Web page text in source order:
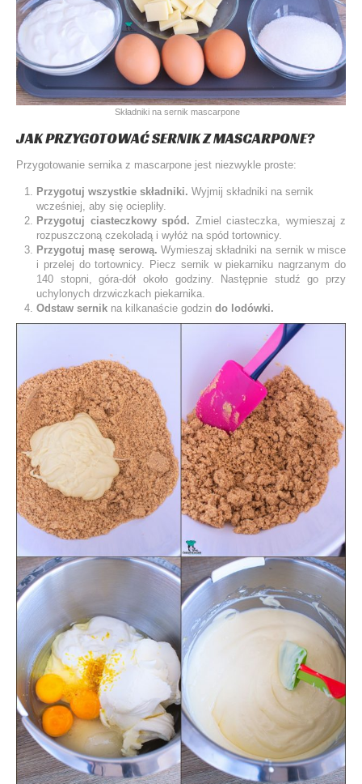
Składniki na sernik mascarpone
JAK PRZYGOTOWAĆ SERNIK Z MASCARPONE?
Przygotowanie sernika z mascarpone jest niezwykle proste:
Przygotuj wszystkie składniki. Wyjmij składniki na sernik
wcześniej, aby się ociepliły.
Przygotuj ciasteczkowy spód. Zmiel ciasteczka, wymieszaj z
rozpuszczoną czekoladą i wyłóż na spód tortownicy.
Przygotuj masę serową. Wymieszaj składniki na sernik w misce
i przelej do tortownicy. Piecz sernik w piekarniku nagrzanym do
140 stopni, góra-dół około godziny. Następnie studź go przy
uchylonych drzwiczkach piekarnika.
Odstaw sernik na kilkanaście godzin do lodówki.